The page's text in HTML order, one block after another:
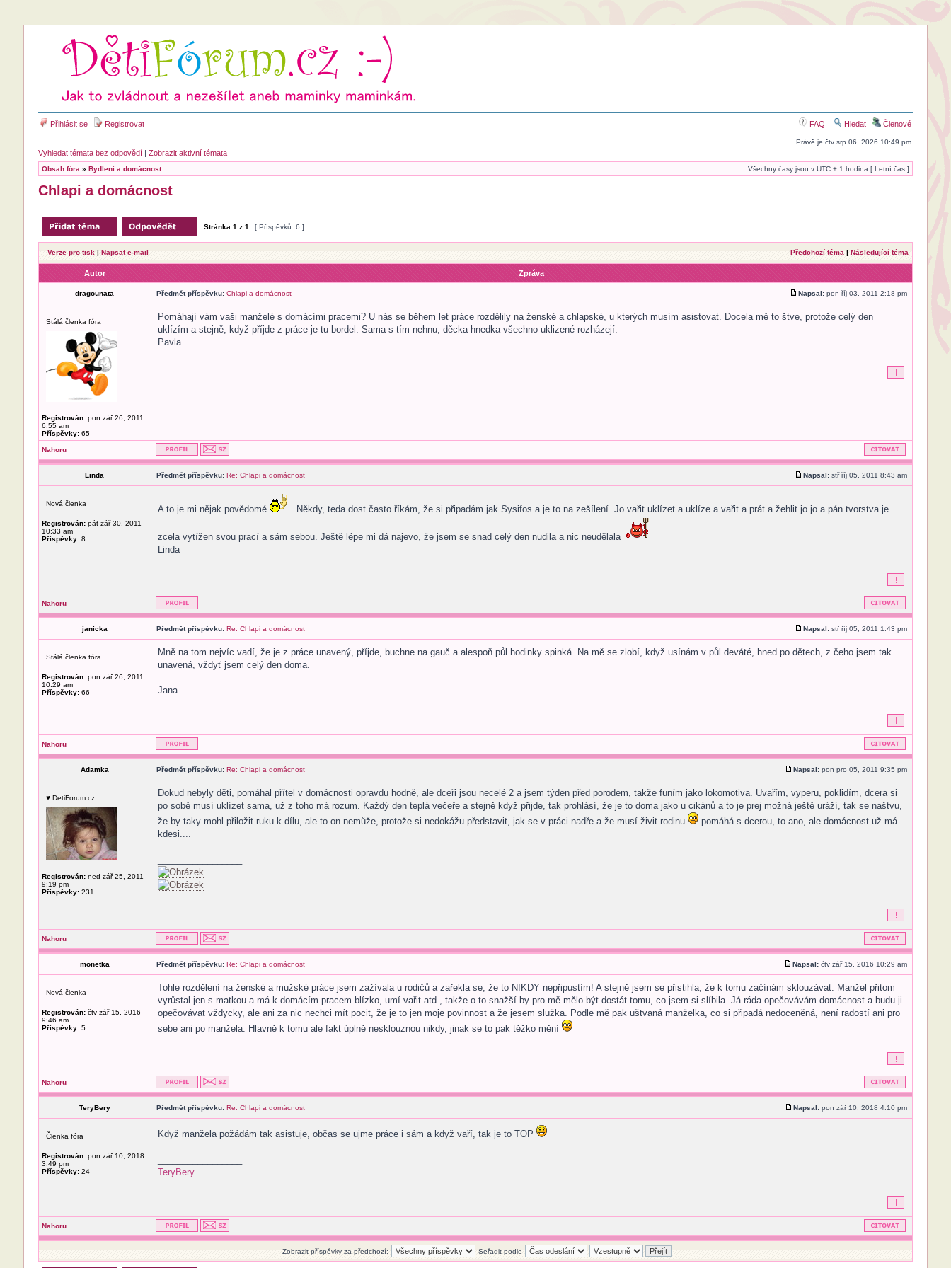
Přihlásit se Registrovat FAQ Hledat Členové
Právě je čtv srp 06, 2026 10:49 pm
Vyhledat témata bez odpovědí| Zobrazit aktivní témata
Obsah fóra » Bydlení a domácnost Všechny časy jsou v UTC + 1 hodina [ Letní čas ]
Chlapi a domácnost
Stránka 1 z 1 [ Příspěvků: 6 ]
Verze pro tisk | Napsat e-mail Předchozí téma | Následující téma
Autor Zpráva
dragounata Předmět příspěvku: Chlapi a domácnost Napsal:pon říj 03, 2011 2:18 pm
Stálá členka fóra
Registrován:pon zář 26, 2011
6:55 am
Příspěvky:65
Pomáhají vám vaši manželé s domácími pracemi? U nás se během let práce rozdělily na ženské a chlapské, u kterých musím asistovat. Docela mě to štve, protože celý den
uklízím a stejně, když příjde z práce je tu bordel. Sama s tím nehnu, děcka hnedka všechno uklizené rozházejí.
Pavla
Nahoru
Linda Předmět příspěvku: Re: Chlapi a domácnost Napsal:stř říj 05, 2011 8:43 am
Nová členka
Registrován:pát zář 30, 2011
10:33 am
Příspěvky:8
A to je mi nějak povědomé . Někdy, teda dost často říkám, že si připadám jak Sysifos a je to na zešílení. Jo vařit uklízet a uklíze a vařit a prát a žehlit jo jo a pán tvorstva je
zcela vytížen svou prací a sám sebou. Ještě lépe mi dá najevo, že jsem se snad celý den nudila a nic neudělala
Linda
Nahoru
janicka Předmět příspěvku: Re: Chlapi a domácnost Napsal:stř říj 05, 2011 1:43 pm
Stálá členka fóra
Registrován:pon zář 26, 2011
10:29 am
Příspěvky:66
Mně na tom nejvíc vadí, že je z práce unavený, příjde, buchne na gauč a alespoň půl hodinky spinká. Na mě se zlobí, když usínám v půl deváté, hned po dětech, z čeho jsem tak
unavená, vždyť jsem celý den doma.
Jana
Nahoru
Adamka Předmět příspěvku: Re: Chlapi a domácnost Napsal:pon pro 05, 2011 9:35 pm
♥ DetiForum.cz
Registrován:ned zář 25, 2011
9:19 pm
Příspěvky:231
Dokud nebyly děti, pomáhal přítel v domácnosti opravdu hodně, ale dceři jsou necelé 2 a jsem týden před porodem, takže funím jako lokomotiva. Uvařím, vyperu, poklidím, dcera si
po sobě musí uklízet sama, už z toho má rozum. Každý den teplá večeře a stejně když přijde, tak prohlásí, že je to doma jako u cikánů a to je prej možná ještě uráží, tak se naštvu,
že by taky mohl přiložit ruku k dílu, ale to on nemůže, protože si nedokážu představit, jak se v práci nadře a že musí živit rodinu
pomáhá s dcerou, to ano, ale domácnost už má
kdesi....
Nahoru
monetka Předmět příspěvku: Re: Chlapi a domácnost Napsal:čtv zář 15, 2016 10:29 am
Nová členka
Registrován:čtv zář 15, 2016
9:46 am
Příspěvky:5
Tohle rozdělení na ženské a mužské práce jsem zažívala u rodičů a zařekla se, že to NIKDY nepřipustím! A stejně jsem se přistihla, že k tomu začínám sklouzávat. Manžel přitom
vyrůstal jen s matkou a má k domácím pracem blízko, umí vařit atd., takže o to snažší by pro mě mělo být dostát tomu, co jsem si slíbila. Já ráda opečovávám domácnost a budu ji
opečovávat vždycky, ale ani za nic nechci mít pocit, že je to jen moje povinnost a že jesem služka. Podle mě pak uštvaná manželka, co si připadá nedoceněná, není radostí ani pro
sebe ani po manžela. Hlavně k tomu ale fakt úplně nesklouznou nikdy, jinak se to pak těžko mění
Nahoru
TeryBery Předmět příspěvku: Re: Chlapi a domácnost Napsal:pon zář 10, 2018 4:10 pm
Členka fóra
Registrován:pon zář 10, 2018
3:49 pm
Příspěvky:24
Když manžela požádám tak asistuje, občas se ujme práce i sám a když vaří, tak je to TOP
TeryBery
Nahoru
Zobrazit příspěvky za předchozí: Seřadit podle